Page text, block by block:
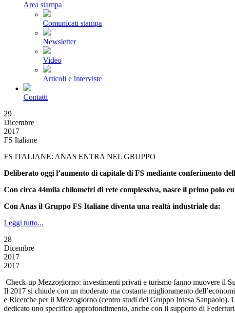
Area stampa
Comunicati stampa
Newsletter
Video
Articoli e Interviste
Contatti
29
Dicembre
2017
FS Italiane
FS ITALIANE: ANAS ENTRA NEL GRUPPO
Deliberato oggi l’aumento di capitale di FS mediante conferimento
Con circa 44mila chilometri di rete complessiva, nasce il primo polo
Con Anas il Gruppo FS Italiane diventa una realtà industriale da:
Leggi tutto...
28
Dicembre
2017
2017
Check-up Mezzogiorno: investimenti privati e turismo fanno muovere il
Il 2017 si chiude con un moderato ma costante miglioramento
e Ricerche per il Mezzogiorno (centro studi del Gruppo Intesa
dedicato uno specifico approfondimento, anche con il supporto di